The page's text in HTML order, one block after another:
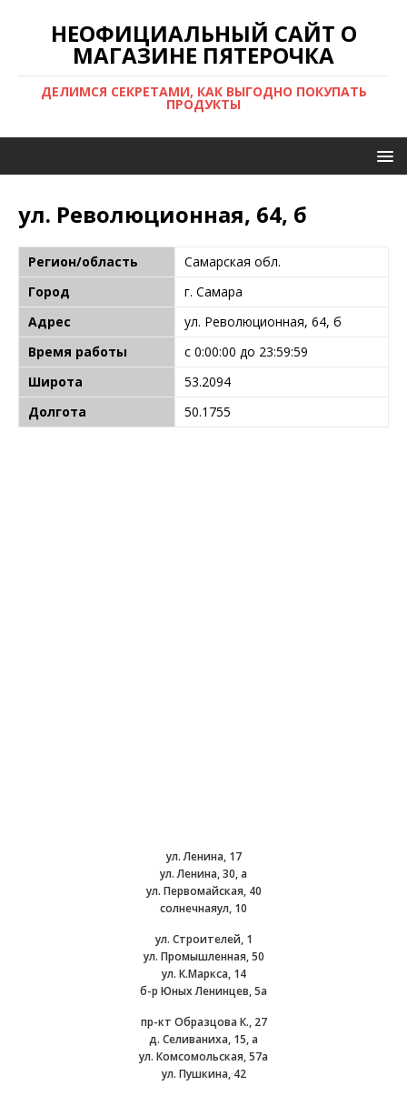
НЕОФИЦИАЛЬНЫЙ САЙТ О
МАГАЗИНЕ ПЯТЕРОЧКА
ДЕЛИМСЯ СЕКРЕТАМИ, КАК ВЫГОДНО ПОКУПАТЬ
ПРОДУКТЫ
ул. Революционная, 64, б
Регион/область
Самарская обл.
Город
г. Самара
Адрес
ул. Революционная, 64, б
Время работы
с 0:00:00 до 23:59:59
Широта
53.2094
Долгота
50.1755
ул. Ленина, 17
ул. Ленина, 30, а
ул. Первомайская, 40
солнечнаяул, 10
ул. Строителей, 1
ул. Промышленная, 50
ул. К.Маркса, 14
б-р Юных Ленинцев, 5а
пр-кт Образцова К., 27
д. Селиваниха, 15, а
ул. Комсомольская, 57а
ул. Пушкина, 42